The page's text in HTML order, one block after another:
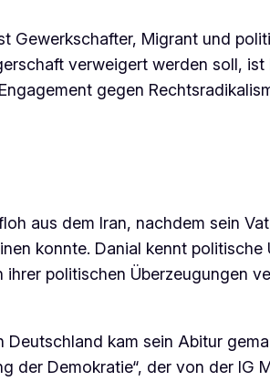
Gewerkschafter, Migrant und
verweigert werden soll,
gegen
aus dem Iran, nachdem sein
konnte. Danial kennt
politischen Überzeugungen
kam sein Abitur
der Demokratie“, der von der